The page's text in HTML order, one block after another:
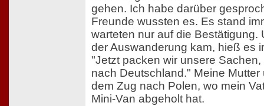
gehen. Ich habe darüber
Freunde wussten es. Es stand
warteten nur auf die Bestätigung.
der Auswanderung kam, hieß es
"Jetzt packen wir unsere
nach Deutschland." Meine Mutter
dem Zug nach Polen, wo mein
Mini-Van abgeholt hat.